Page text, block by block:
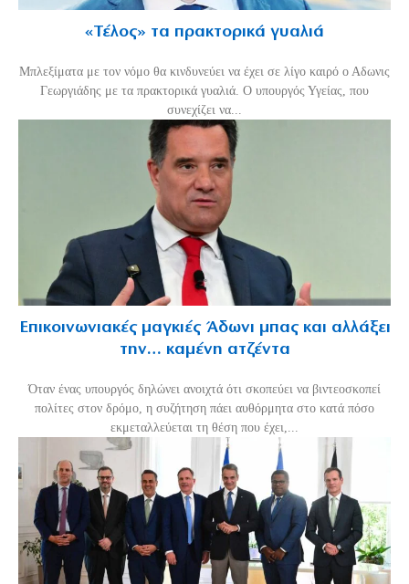
«Τέλος» τα πρακτορικά γυαλιά
Μπλεξίματα με τον νόμο θα κινδυνεύει να έχει σε λίγο καιρό ο Αδωνις
Γεωργιάδης με τα πρακτορικά γυαλιά. Ο υπουργός Υγείας, που
συνεχίζει να...
Επικοινωνιακές μαγκιές Άδωνι μπας και αλλάξει
την… καμένη ατζέντα
Όταν ένας υπουργός δηλώνει ανοιχτά ότι σκοπεύει να βιντεοσκοπεί
πολίτες στον δρόμο, η συζήτηση πάει αυθόρμητα στο κατά πόσο
εκμεταλλεύεται τη θέση που έχει,...